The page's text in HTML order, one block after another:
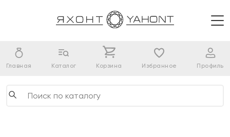
Главная Каталог Корзина Избранное Профиль